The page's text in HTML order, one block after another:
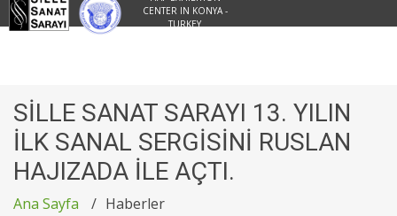
CENTER IN KONYA -
TURKEY
SİLLE SANAT SARAYI 13. YILIN
İLK SANAL SERGİSİNİ RUSLAN
HAJIZADA İLE AÇTI.
Ana Sayfa Haberler